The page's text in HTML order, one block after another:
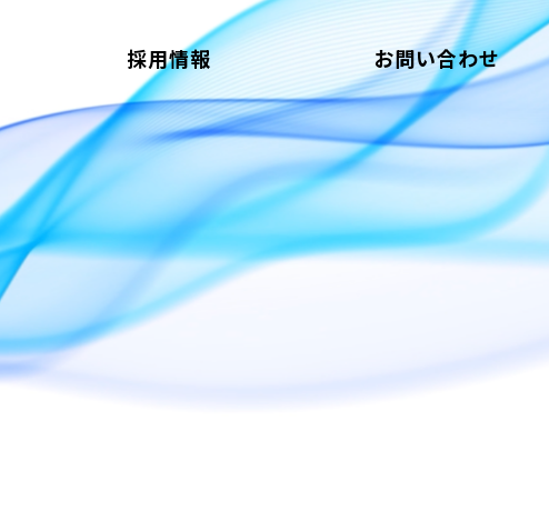
採用情報 お問い合わせ